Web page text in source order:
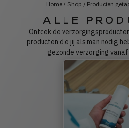
Home/ Shop / Producten
ALLE
Ontdek de
producten die jij als man nodig
gezonde verzorging vanaf